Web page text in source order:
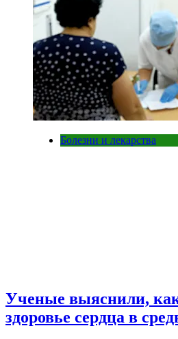
Болезни и лекарства
Ученые выяснили,
здоровье сердца в